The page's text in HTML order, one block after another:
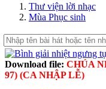
Thư viện lời nhạc
Mùa Phục sinh
Download file: CHÚA
97) (CA NHẬP LỄ)